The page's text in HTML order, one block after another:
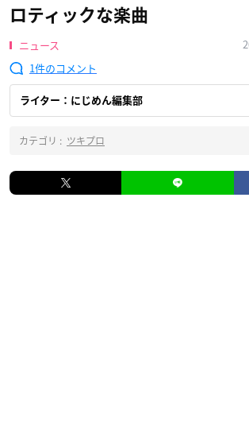
ロティックな楽曲
ニュース
1
ライター：にじめん編集部
カテゴリ : ツキプロ